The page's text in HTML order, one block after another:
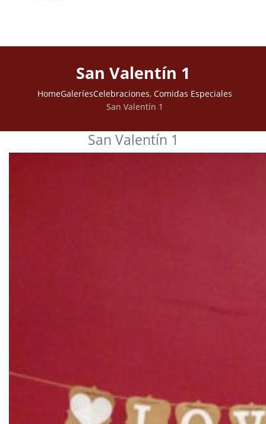
San Valentín 1
HomeGaleríesCelebraciones, Comidas Especiales
San Valentín 1
San Valentín 1